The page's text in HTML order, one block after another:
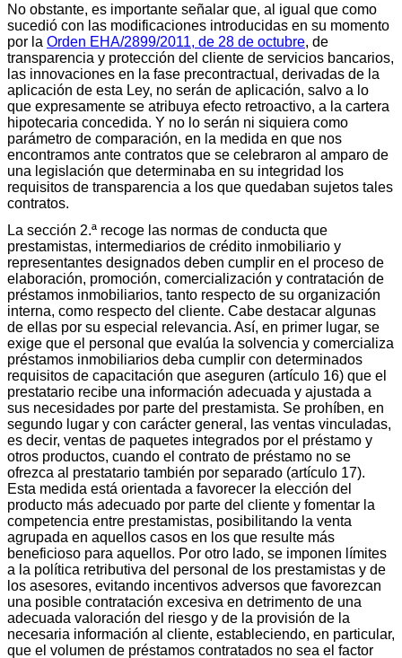
No obstante, es importante señalar que, al igual que como
sucedió con las modificaciones introducidas en su momento
por la Orden EHA/2899/2011, de 28 de octubre, de
transparencia y protección del cliente de servicios bancarios,
las innovaciones en la fase precontractual, derivadas de la
aplicación de esta Ley, no serán de aplicación, salvo a lo
que expresamente se atribuya efecto retroactivo, a la cartera
hipotecaria concedida. Y no lo serán ni siquiera como
parámetro de comparación, en la medida en que nos
encontramos ante contratos que se celebraron al amparo de
una legislación que determinaba en su integridad los
requisitos de transparencia a los que quedaban sujetos tales
contratos.
La sección 2.ª recoge las normas de conducta que
prestamistas, intermediarios de crédito inmobiliario y
representantes designados deben cumplir en el proceso de
elaboración, promoción, comercialización y contratación de
préstamos inmobiliarios, tanto respecto de su organización
interna, como respecto del cliente. Cabe destacar algunas
de ellas por su especial relevancia. Así, en primer lugar, se
exige que el personal que evalúa la solvencia y comercializa
préstamos inmobiliarios deba cumplir con determinados
requisitos de capacitación que aseguren (artículo 16) que el
prestatario recibe una información adecuada y ajustada a
sus necesidades por parte del prestamista. Se prohíben, en
segundo lugar y con carácter general, las ventas vinculadas,
es decir, ventas de paquetes integrados por el préstamo y
otros productos, cuando el contrato de préstamo no se
ofrezca al prestatario también por separado (artículo 17).
Esta medida está orientada a favorecer la elección del
producto más adecuado por parte del cliente y fomentar la
competencia entre prestamistas, posibilitando la venta
agrupada en aquellos casos en los que resulte más
beneficioso para aquellos. Por otro lado, se imponen límites
a la política retributiva del personal de los prestamistas y de
los asesores, evitando incentivos adversos que favorezcan
una posible contratación excesiva en detrimento de una
adecuada valoración del riesgo y de la provisión de la
necesaria información al cliente, estableciendo, en particular,
que el volumen de préstamos contratados no sea el factor